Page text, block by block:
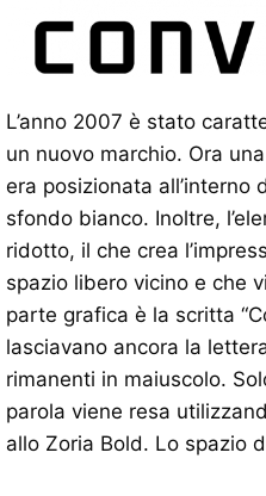
L’anno 2007 è stato
un nuovo marchio. Ora
era posizionata all’interno
sfondo bianco. Inoltre,
ridotto, il che crea
spazio libero vicino e che
parte grafica è la scritta
lasciavano ancora la
rimanenti in maiuscolo.
parola viene resa
allo Zoria Bold. Lo spazio